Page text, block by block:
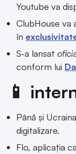
Youtube va
ClubHouse va
în
S-a lansat
conform lui
📱
Până și
digitalizare.
Flo, aplicația